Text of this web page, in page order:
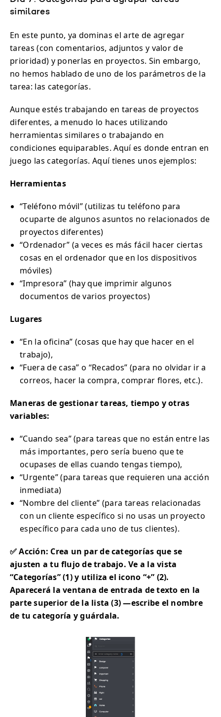
similares
En este punto, ya dominas el arte de agregar
tareas (con comentarios, adjuntos y valor de
prioridad) y ponerlas en proyectos. Sin embargo,
no hemos hablado de uno de los parámetros de la
tarea: las categorías.
Aunque estés trabajando en tareas de proyectos
diferentes, a menudo lo haces utilizando
herramientas similares o trabajando en
condiciones equiparables. Aquí es donde entran en
juego las categorías. Aquí tienes unos ejemplos:
Herramientas
“Teléfono móvil” (utilizas tu teléfono para
ocuparte de algunos asuntos no relacionados de
proyectos diferentes)
“Ordenador” (a veces es más fácil hacer ciertas
cosas en el ordenador que en los dispositivos
móviles)
“Impresora” (hay que imprimir algunos
documentos de varios proyectos)
Lugares
“En la oficina” (cosas que hay que hacer en el
trabajo),
“Fuera de casa” o “Recados” (para no olvidar ir a
correos, hacer la compra, comprar flores, etc.).
Maneras de gestionar tareas, tiempo y otras
variables:
“Cuando sea” (para tareas que no están entre las
más importantes, pero sería bueno que te
ocupases de ellas cuando tengas tiempo),
“Urgente” (para tareas que requieren una acción
inmediata)
“Nombre del cliente” (para tareas relacionadas
con un cliente específico si no usas un proyecto
específico para cada uno de tus clientes).
✅ Acción: Crea un par de categorías que se
ajusten a tu flujo de trabajo. Ve a la vista
“Categorías” (1) y utiliza el icono “+” (2).
Aparecerá la ventana de entrada de texto en la
parte superior de la lista (3) —escribe el nombre
de tu categoría y guárdala.